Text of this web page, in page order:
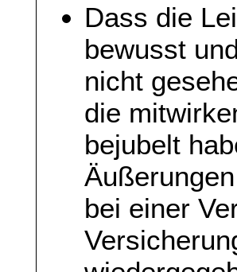
Dass die
bewusst
nicht
die
bejubelt
bei einer